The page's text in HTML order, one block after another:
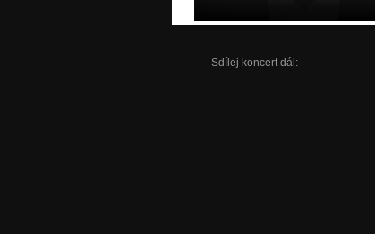
Sdílej koncert dál: